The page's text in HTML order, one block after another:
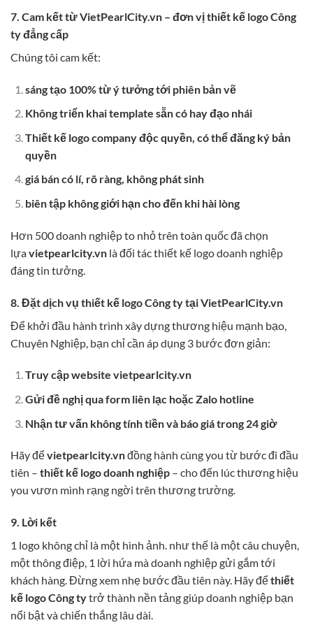
7. Cam kết từ VietPearlCity.vn – đơn vị thiết kế logo Công
ty đẳng cấp
Chúng tôi cam kết:
sáng tạo 100% từ ý tưởng tới phiên bản vẽ
Không triển khai template sẵn có hay đạo nhái
Thiết kế logo company độc quyền, có thể đăng ký bản
quyền
giá bán có lí, rõ ràng, không phát sinh
biên tập không giới hạn cho đến khi hài lòng
Hơn 500 doanh nghiệp to nhỏ trên toàn quốc đã chọn
lựavietpearlcity.vn là đối tác thiết kế logo doanh nghiệp
đáng tin tưởng.
8. Đặt dịch vụ thiết kế logo Công ty tại VietPearlCity.vn
Để khởi đầu hành trình xây dựng thương hiệu mạnh bạo,
Chuyên Nghiệp, bạn chỉ cần áp dụng 3 bước đơn giản:
Truy cập website vietpearlcity.vn
Gửi đề nghị qua form liên lạc hoặc Zalo hotline
Nhận tư vấn không tính tiền và báo giá trong 24 giờ
Hãy đểvietpearlcity.vnđồng hành cùng you từ bước đi đầu
tiên – thiết kế logo doanh nghiệp – cho đến lúc thương hiệu
you vươn mình rạng ngời trên thương trường.
9. Lời kết
1 logo không chỉ là một hình ảnh. như thế là một câu chuyện,
một thông điệp, 1 lời hứa mà doanh nghiệp gửi gắm tới
khách hàng. Đừng xem nhẹ bước đầu tiên này. Hãy đểthiết
kế logo Công tytrở thành nền tảng giúp doanh nghiệp bạn
nổi bật và chiến thắng lâu dài.